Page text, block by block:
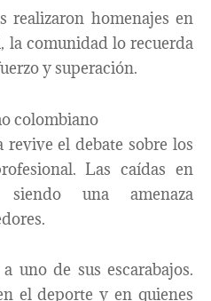
realizaron homenajes en
la comunidad lo recuerda
y superación.
colombiano
el debate sobre los
Las caídas en
siendo una amenaza
uno de sus escarabajos.
el deporte y en quienes